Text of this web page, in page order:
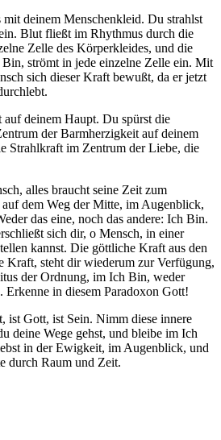
deinem Menschenkleid. Du strahlst
Blut fließt im Rhythmus durch die
Zelle des Körperkleides, und die
strömt in jede einzelne Zelle ein. Mit
sich dieser Kraft bewußt, da er jetzt
deinem Haupt. Du spürst die
der Barmherzigkeit auf deinem
Strahlkraft im Zentrum der Liebe, die
alles braucht seine Zeit zum
dem Weg der Mitte, im Augenblick,
das eine, noch das andere: Ich Bin.
sich dir, o Mensch, in einer
kannst. Die göttliche Kraft aus den
Kraft, steht dir wiederum zur Verfügung,
der Ordnung, im Ich Bin, weder
in diesem Paradoxon Gott!
ist Gott, ist Sein. Nimm diese innere
deine Wege gehst, und bleibe im Ich
in der Ewigkeit, im Augenblick, und
durch Raum und Zeit.